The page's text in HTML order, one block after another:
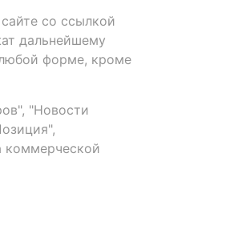
со ссылкой
дальнейшему
форме, кроме
"Новости
коммерческой